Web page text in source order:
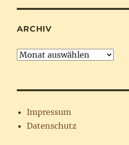
ARCHIV
Archiv
Impressum
Datenschutz